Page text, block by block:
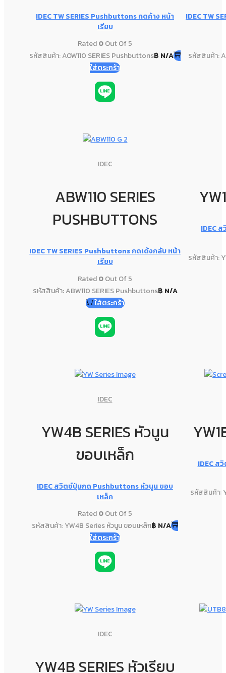
IDEC TW SERIES Pushbuttons กดค้าง หน้า
เรียบ
Rated0Out Of 5
รหัสสินค้า: AOW110 SERIES Pushbuttons฿ N/A
ใส่ตระกร้า
IDEC TW
รหัสสินค้า:
IDEC
ABW110 SERIES
PUSHBUTTONS
IDEC TW SERIES Pushbuttons กดเด้งกลับ หน้า
เรียบ
Rated0Out Of 5
รหัสสินค้า: ABW110 SERIES Pushbuttons฿ N/A
ใส่ตระกร้า
IDEC
รหัสสินค้า:
IDEC
YW4B SERIES หัวนูน
ขอบเหล็ก
IDEC สวิตช์ปุ่มกด Pushbuttons หัวนูน ขอบ
เหล็ก
Rated0Out Of 5
รหัสสินค้า: YW4B Series หัวนูน ขอบเหล็ก฿ N/A
ใส่ตระกร้า
IDEC ส
รหัสสินค้า:
IDEC
YW4B SERIES หัวเรียบ